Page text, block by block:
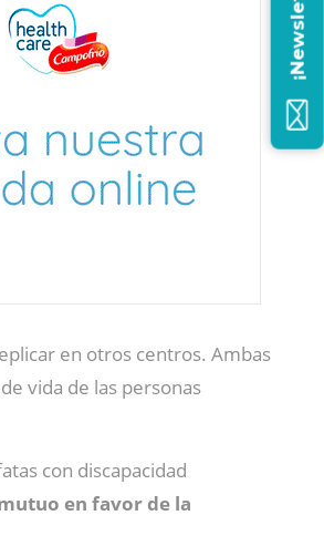
en otros centros. Ambas
vida de las personas
con discapacidad
en favor de la